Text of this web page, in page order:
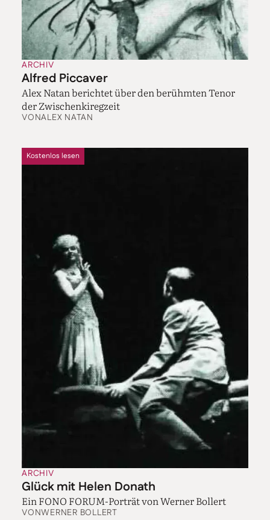
ARCHIV
Alfred Piccaver
Alex Natan berichtet über den berühmten Tenor
der Zwischenkiregzeit
VONALEX NATAN
ARCHIV
Glück mit Helen Donath
Ein FONO FORUM-Porträt von Werner Bollert
VONWERNER BOLLERT
Kostenlos lesen